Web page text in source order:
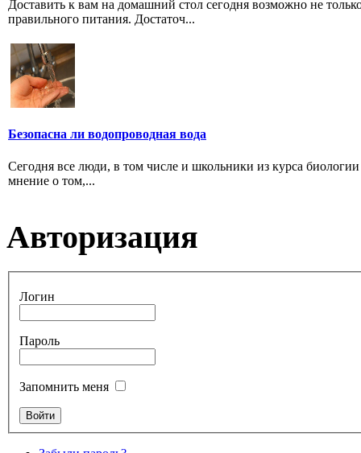
Доставить к вам на домашний стол сегодня возможно не
правильного питания. Достаточ...
Безопасна ли водопроводная вода
Сегодня все люди, в том числе и школьники из курса
мнение о том,...
Авторизация
Логин
Пароль
Запомнить меня